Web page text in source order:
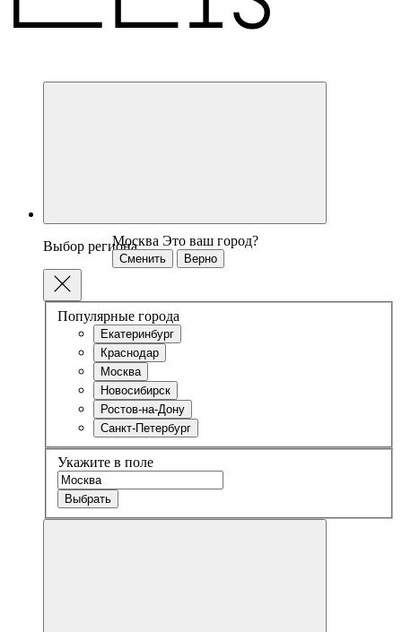
Выбор региона
Популярные города
Екатеринбург
Краснодар
Москва
Новосибирск
Ростов-на-Дону
Санкт-Петербург
Укажите в поле
Выбрать
Москва Это ваш город?
Сменить Верно